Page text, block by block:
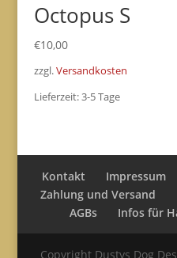
Octopus S
€10,00
zzgl.Versandkosten
Lieferzeit:3-5 Tage
Kontakt Impressum
Zahlung und Versand
AGBs
Infos für
Copyright Dustys Dog